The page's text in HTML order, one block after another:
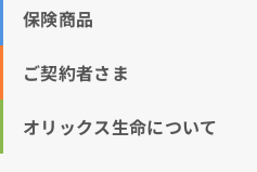
保険商品
ご契約者さま
オリックス生命について